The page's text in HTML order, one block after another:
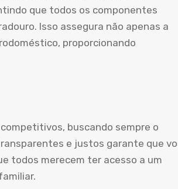
que todos os componentes
Isso assegura não apenas a
proporcionando
buscando sempre o
e justos garante que
todos merecem ter acesso a um